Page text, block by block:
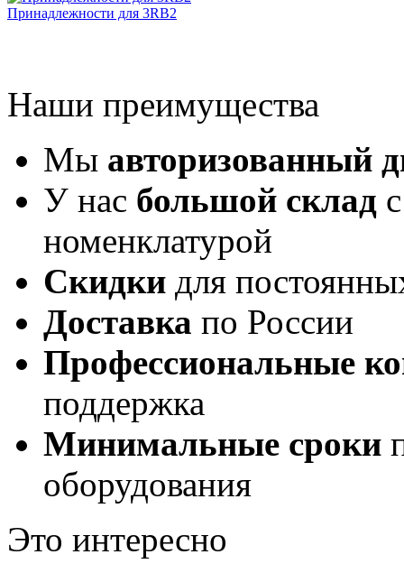
Принадлежности для 3RB2
Наши преимущества
Мы авторизованный
У нас большой склад
номенклатурой
Скидки для
Доставка по России
Профессиональные
поддержка
Минимальные сроки
оборудования
Это интересно